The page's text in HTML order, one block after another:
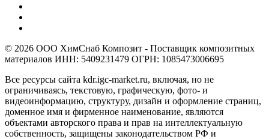
© 2026 ООО ХимСнаб Композит - Поставщик композитных
материалов ИНН: 5409231479 ОГРН: 1085473006695
Все ресурсы сайта kdr.igc-market.ru, включая, но не
ограничиваясь, текстовую, графическую, фото- и
видеоинформацию, структуру, дизайн и оформление страниц,
доменное имя и фирменное наименование, являются
объектами авторского права и прав на интеллектуальную
собственность, защищены законодательством РФ и